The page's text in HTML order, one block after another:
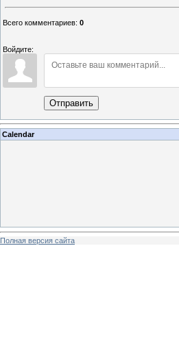
Всего комментариев: 0
Войдите:
Отправить
Calendar
Полная версия сайта